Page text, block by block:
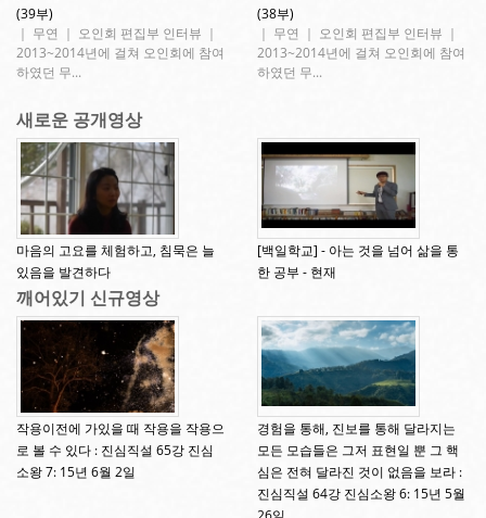
(39부)
｜ 무연 ｜ 오인회 편집부 인터뷰 ｜
2013~2014년에 걸쳐 오인회에 참여
하였던 무...
(38부)
｜ 무연 ｜ 오인회 편집부 인터뷰 ｜
2013~2014년에 걸쳐 오인회에 참여
하였던 무...
새로운 공개영상
마음의 고요를 체험하고, 침묵은 늘
있음을 발견하다
[백일학교] - 아는 것을 넘어 삶을 통
한 공부 - 현재
깨어있기 신규영상
작용이전에 가있을 때 작용을 작용으
로 볼 수 있다 : 진심직설 65강 진심
소왕 7: 15년 6월 2일
경험을 통해, 진보를 통해 달라지는
모든 모습들은 그저 표현일 뿐 그 핵
심은 전혀 달라진 것이 없음을 보라 :
진심직설 64강 진심소왕 6: 15년 5월